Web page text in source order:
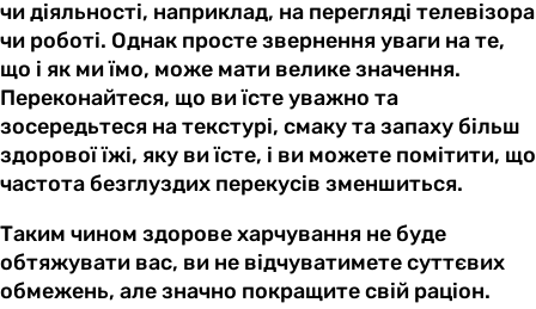
чи діяльності, наприклад, на перегляді телевізора
чи роботі. Однак просте звернення уваги на те,
що і як ми їмо, може мати велике значення.
Переконайтеся, що ви їсте уважно та
зосередьтеся на текстурі, смаку та запаху більш
здорової їжі, яку ви їсте, і ви можете помітити, що
частота безглуздих перекусів зменшиться.
Таким чином здорове харчування не буде
обтяжувати вас, ви не відчуватимете суттєвих
обмежень, але значно покращите свій раціон.